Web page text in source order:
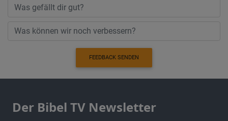
FEEDBACK SENDEN
Der Bibel TV Newsletter